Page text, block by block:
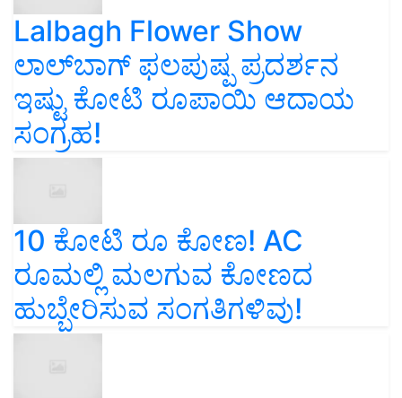
Lalbagh Flower Show
ಲಾಲ್‌ಬಾಗ್ ಫಲಪುಷ್ಪ ಪ್ರದರ್ಶನ
ಇಷ್ಟು ಕೋಟಿ ರೂಪಾಯಿ ಆದಾಯ
ಸಂಗ್ರಹ!
10 ಕೋಟಿ ರೂ ಕೋಣ! AC
ರೂಮಲ್ಲಿ ಮಲಗುವ ಕೋಣದ
ಹುಬ್ಬೇರಿಸುವ ಸಂಗತಿಗಳಿವು!